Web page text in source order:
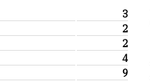
3
2
2
4
9